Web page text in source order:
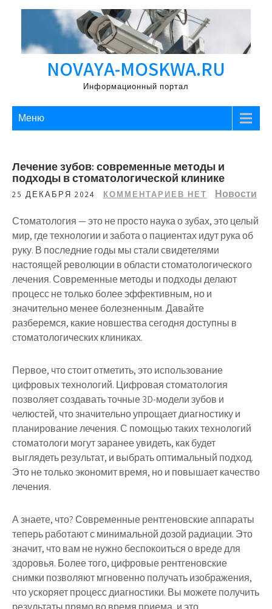
Перейти
содержимому
NOVAYA-MOSKWA.RU
Информационный портал
Меню
Лечение зубов: современные методы и
подходы в стоматологической клинике
25 ДЕКАБРЯ 2024 КОММЕНТАРИЕВ НЕТ Новости
Стоматология — это не просто наука о зубах, это целый
мир, где технологии и забота о пациентах идут рука об
руку. В последние годы мы стали свидетелями
настоящей революции в области стоматологического
лечения. Современные методы и подходы делают
процесс не только более эффективным, но и
значительно менее болезненным. Давайте
разберемся, какие новшества сегодня доступны в
стоматологических клиниках.
Первое, что стоит отметить, это использование
цифровых технологий. Цифровая стоматология
позволяет создавать точные 3D-модели зубов и
челюстей, что значительно упрощает диагностику и
планирование лечения. С помощью таких технологий
стоматологи могут заранее увидеть, как будет
выглядеть результат, и выбрать оптимальный подход.
Это не только экономит время, но и повышает качество
лечения.
А знаете, что? Современные рентгеновские аппараты
теперь работают с минимальной дозой радиации. Это
значит, что вам не нужно беспокоиться о вреде для
здоровья. Более того, цифровые рентгеновские
снимки позволяют мгновенно получать изображения,
что ускоряет процесс диагностики. Вы можете получить